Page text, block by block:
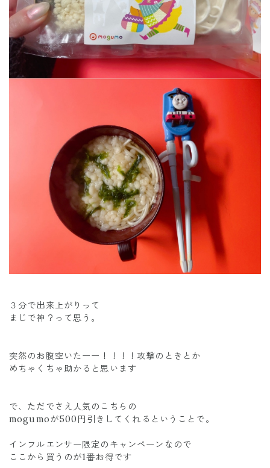
３分で出来上がりって
まじで神？って思う。
突然のお腹空いたーー！！！！攻撃のときとか
めちゃくちゃ助かると思います
で、ただでさえ人気のこちらの
mogumoが500円引きしてくれるということで。
インフルエンサー限定のキャンペーンなので
ここから買うのが1番お得です